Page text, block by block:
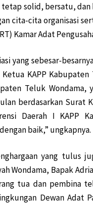
tetap solid, bersatu,
cita-cita organisasi
Kamar Adat
yang sebesar-
KAPP Kabupaten
Teluk Wondama,
berdasarkan Surat
Daerah I KAPP
baik,” ungkapnya.
yang tulus
Wondama, Bapak
tua dan pembina
Dewan Adat